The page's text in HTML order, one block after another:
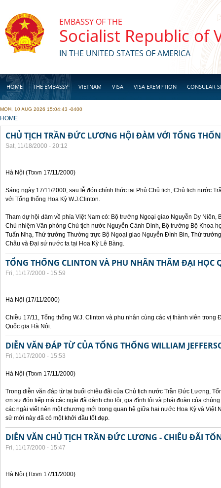
EMBASSY OF THE
Socialist Republic of
IN THE UNITED STATES OF AMERICA
HOME THE EMBASSY VIETNAM VISA VISA EXEMPTION CONSULAR
BUSINESS
MON, 10 AUG 2026 15:04:43 -0400
YOU ARE HERE
HOME
CHỦ TỊCH TRẦN ĐỨC LƯƠNG HỘI ĐÀM VỚI TỔNG
Sat, 11/18/2000 - 20:12
Hà Nội (Ttxvn 17/11/2000)
Sáng ngày 17/11/2000, sau lễ đón chính thức tại Phủ Chủ tịch, Chủ tịch nước
với Tổng thống Hoa Kỳ W.J.Clinton.
Tham dự hội đàm về phía Việt Nam có: Bộ trưởng Ngoại giao Nguyễn Dy Niên,
Chủ nhiệm Văn phòng Chủ tịch nước Nguyễn Cảnh Dinh, Bộ trưởng Bộ Khoa
Tuấn Nhạ, Thứ trưởng Thường trực Bộ Ngoại giao Nguyễn Đình Bin, Thứ
Châu và Đại sứ nước ta tại Hoa Kỳ Lê Bàng.
TỔNG THỐNG CLINTON VÀ PHU NHÂN THĂM ĐẠI HỌC
Fri, 11/17/2000 - 15:59
Hà Nội (17/11/2000)
Chiều 17/11, Tổng thống W.J. Clinton và phu nhân cùng các vị thành viên
Quốc gia Hà Nội.
DIỄN VĂN ĐÁP TỪ CỦA TỔNG THỐNG WILLIAM
Fri, 11/17/2000 - 15:53
Hà Nội (Ttxvn 17/11/2000)
Trong diễn văn đáp từ tại buổi chiêu đãi của Chủ tịch nước Trần Đức Lương,
ơn sự đón tiếp mà các ngài đã dành cho tôi, gia đình tôi và phái đoàn của
các ngài viết nên một chương mới trong quan hệ giữa hai nước Hoa Kỳ và Việt
sử mới này đã có một khởi đầu tốt đẹp.
DIỄN VĂN CHỦ TỊCH TRẦN ĐỨC LƯƠNG - CHIÊU ĐÃI
Fri, 11/17/2000 - 15:47
Hà Nội (Ttxvn 17/11/2000)